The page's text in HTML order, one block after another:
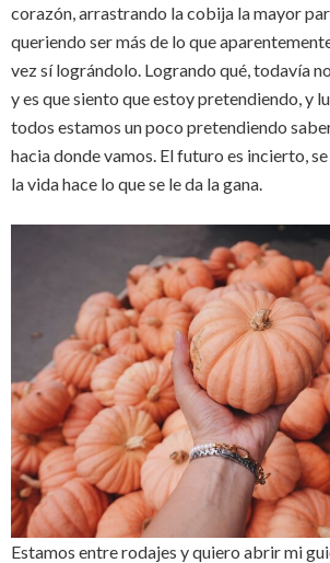
corazón, arrastrando la cobija la mayor
queriendo ser más de lo que
vez sí lográndolo. Logrando qué, todavía
y es que siento que estoy pretendiendo, y
todos estamos un poco pretendiendo
hacia donde vamos. El futuro es incierto,
la vida hace lo que se le da la gana.
Estamos entre rodajes y quiero abrir mi